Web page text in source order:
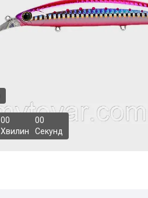
00
Хвилин
00
Секунд